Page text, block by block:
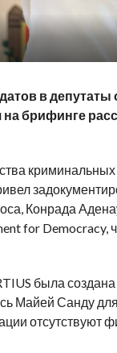
в депутаты
брифинге
Конрада
for
была
Майей Санду
отсутствуют